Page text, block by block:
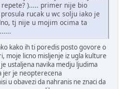
)..... primer nije bio
rucak u wc solju iako je
tj nije u mojim ocima ta
kako ih ti poredis posto govore o
moje licno misljenje iz ugla kulture
ustaljena navika medju ljudima
jer je neopterecena
u obavezi da nahranis ne znaci da